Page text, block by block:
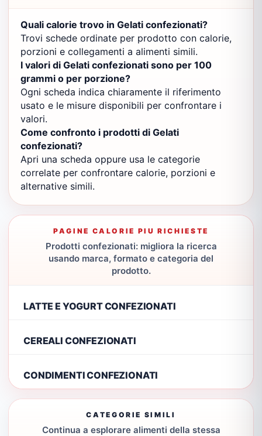
Quali calorie trovo in Gelati confezionati?
Trovi schede ordinate per prodotto con calorie,
porzioni e collegamenti a alimenti simili.
I valori di Gelati confezionati sono per 100
grammi o per porzione?
Ogni scheda indica chiaramente il riferimento
usato e le misure disponibili per confrontare i
valori.
Come confronto i prodotti di Gelati
confezionati?
Apri una scheda oppure usa le categorie
correlate per confrontare calorie, porzioni e
alternative simili.
PAGINE CALORIE PIU RICHIESTE
Prodotti confezionati: migliora la ricerca
usando marca, formato e categoria del
prodotto.
LATTE E YOGURT CONFEZIONATI
CEREALI CONFEZIONATI
CONDIMENTI CONFEZIONATI
CATEGORIE SIMILI
Continua a esplorare alimenti della stessa